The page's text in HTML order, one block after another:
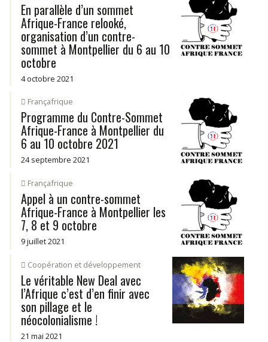
En parallèle d’un sommet
Afrique-France relooké,
organisation d’un contre-
sommet à Montpellier du 6 au 10
octobre
4 octobre 2021
Françafrique
Programme du Contre-Sommet
Afrique-France à Montpellier du
6 au 10 octobre 2021
24 septembre 2021
Françafrique
Appel à un contre-sommet
Afrique-France à Montpellier les
7, 8 et 9 octobre
9 juillet 2021
Coopération et développement
Le véritable New Deal avec
l’Afrique c’est d’en finir avec
son pillage et le
néocolonialisme !
21 mai 2021